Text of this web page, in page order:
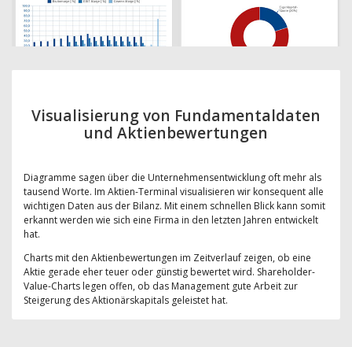
Visualisierung von Fundamentaldaten
und Aktienbewertungen
Diagramme sagen über die Unternehmensentwicklung oft mehr als
tausend Worte. Im Aktien-Terminal visualisieren wir konsequent alle
wichtigen Daten aus der Bilanz. Mit einem schnellen Blick kann somit
erkannt werden wie sich eine Firma in den letzten Jahren entwickelt
hat.
Charts mit den Aktienbewertungen im Zeitverlauf zeigen, ob eine
Aktie gerade eher teuer oder günstig bewertet wird. Shareholder-
Value-Charts legen offen, ob das Management gute Arbeit zur
Steigerung des Aktionärskapitals geleistet hat.